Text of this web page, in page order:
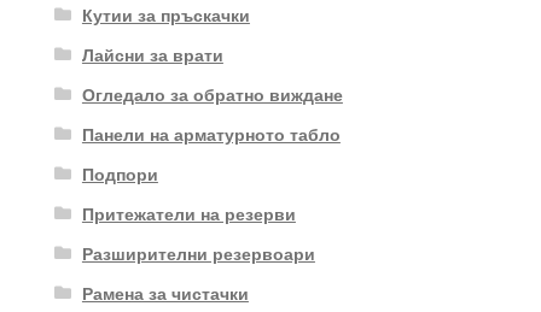
Кутии за пръскачки
Лайсни за врати
Огледало за обратно виждане
Панели на арматурното табло
Подпори
Притежатели на резерви
Разширителни резервоари
Рамена за чистачки